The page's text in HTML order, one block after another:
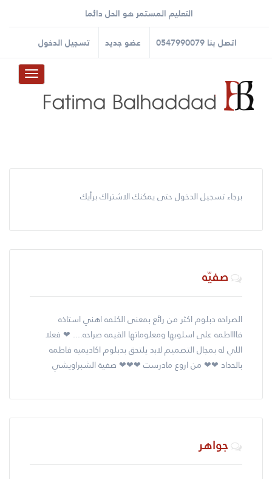
التعليم المستمر هو الحل دائما
اﺗﺼﻞ ﺑﻨﺎ0547990079 ﻋﻀﻮ ﺟﺪﻳﺪ ﺗﺴﺠﻴﻞ اﻟﺪﺧﻮﻝ
Toggle
برجاء تسجيل الدخول حتى يمكنك الاشتراك برأيك
صفيّه
الصراحه دبلوم اكثر من رائع بمعنى الكلمه اهني استاذه
فااااطمه على اسلوبها ومعلوماتها القيمه صراحه.... ❤ فعلا
اللي له بمجال التصميم لابد يلتحق بدبلوم اكاديميه فاطمه
بالحداد ❤❤ من اروع مادرست ❤❤❤ صفية الشبراويشي
جواهر